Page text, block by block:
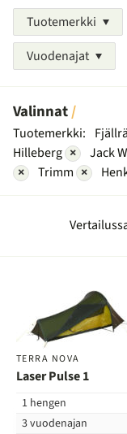
Tuotemerkki
Vuodenajat
Valinnat
Tuotemerkki:
Hilleberg × Jack
×
Trimm ×
TERRA NOVA
Laser Pulse 1
1 hengen
3 vuodenajan